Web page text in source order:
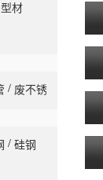
型材
/ 废不锈
/ 硅钢